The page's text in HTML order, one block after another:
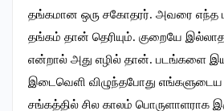
தங்கமான ஒரு சகோதரர். அவரை எந்த
தங்கம் தான் தெரியும். குறையே
என்றால் அது எழில் தான். படங்களை
இடைவெளி விழுந்தபோது
சங்கத்தில் சில காலம் பொருளாளராக